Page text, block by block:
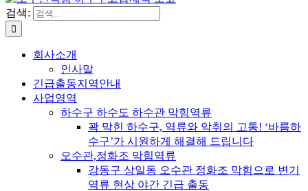
검색:
회사소개
인사말
긴급출동지역안내
사업영역
하수구 하수도 하수관 막힘역류
꽉 막힌 하수구, 역류와 악취의 고통! ‘바름하
수구’가 시원하게 해결해 드립니다
오수관,정화조 막힘역류
강동구 상일동 오수관 정화조 막힘으로 변기
역류 현상 야간 긴급 출동